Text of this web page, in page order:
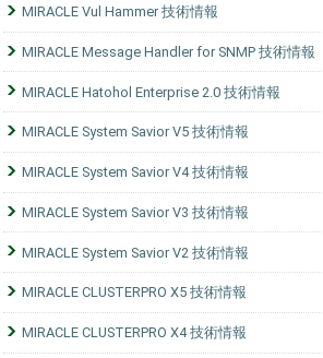
MIRACLE Vul Hammer 技術情報
MIRACLE Message Handler for SNMP 技術情報
MIRACLE Hatohol Enterprise 2.0 技術情報
MIRACLE System Savior V5 技術情報
MIRACLE System Savior V4 技術情報
MIRACLE System Savior V3 技術情報
MIRACLE System Savior V2 技術情報
MIRACLE CLUSTERPRO X5 技術情報
MIRACLE CLUSTERPRO X4 技術情報